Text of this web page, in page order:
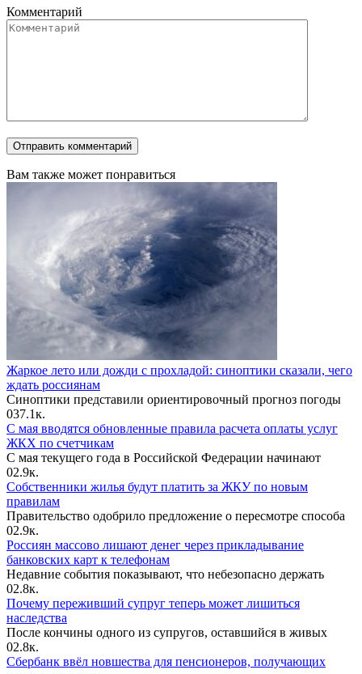
Синоптики представили ориентировочный прогноз погоды
С мая вводятся обновленные правила расчета оплаты услуг
С мая текущего года в Российской Федерации начинают
Собственники жилья будут платить за ЖКУ по новым
Правительство одобрило предложение о пересмотре способа
Россиян массово лишают денег через прикладывание
банковских карт к телефонам
Недавние события показывают, что небезопасно держать
0
2.8к.
Почему переживший супруг теперь может лишиться
наследства
После кончины одного из супругов, оставшийся в живых
02.8к.
Сбербанк ввёл новшества для пенсионеров, получающих
пенсию на карту
Сбербанк расширяет перечень преимуществ для пенсионеров
02.7к.
Дропперам пора остановиться
Одна из причин, из-за которой граждане нашей страны
02.8к.
В ГАИ прояснили, будет ли штраф водителю, если он передал
управление авто другому человеку
Высшая судебная инстанция изучила резонансное дело
02.9к.
О газете
Контакты
Пресс-релизы
Судебная практика
Государственные услуги
Финансы
© 2026